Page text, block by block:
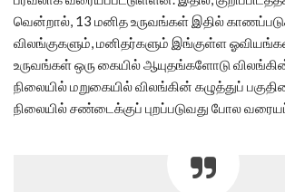
வென்றால், 13 மனித உருவங்கள் இதில்
விலங்குகளும், மனிதர்களும் இங்குள்ள
உருவங்கள் ஒரு கையில் ஆயுதங்களோடு
நிலையில் மறுகையில் விலங்கின் கழுத்துப்
நிலையில் சண்டைக்குப் புறப்படுவது போல